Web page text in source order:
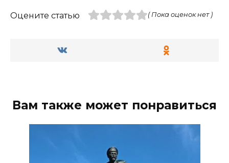
Оцените статью ( Пока оценок нет )
Вам также может понравиться